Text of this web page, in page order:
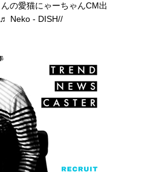
の愛猫にゃーちゃんCM出
♬ Neko - DISH//